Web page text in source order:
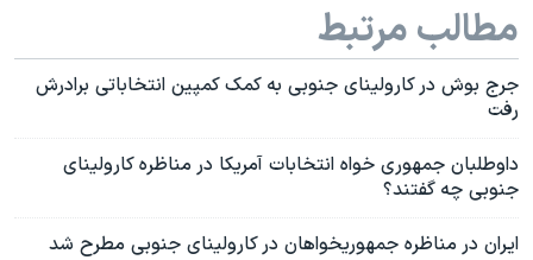
مطالب مرتبط
جرج بوش در کارولینای جنوبی به کمک کمپین انتخاباتی برادرش
رفت
داوطلبان جمهوری خواه انتخابات آمریکا در مناظره کارولینای
جنوبی چه گفتند؟
ایران در مناظره جمهوریخواهان در کارولینای جنوبی مطرح شد